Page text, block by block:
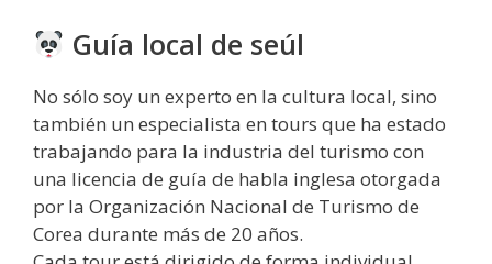
Guía local de seúl
No sólo soy un experto en la cultura local, sino
también un especialista en tours que ha estado
trabajando para la industria del turismo con
una licencia de guía de habla inglesa otorgada
por la Organización Nacional de Turismo de
Corea durante más de 20 años.